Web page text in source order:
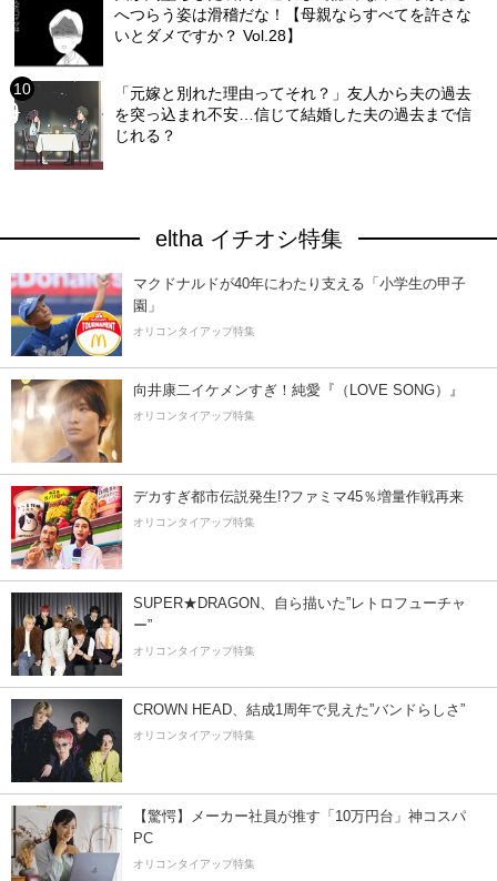
へつらう姿は滑稽だな！【母親ならすべてを許さな
いとダメですか？ Vol.28】
「元嫁と別れた理由ってそれ？」友人から夫の過去
を突っ込まれ不安…信じて結婚した夫の過去まで信
じれる？
eltha イチオシ特集
マクドナルドが40年にわたり支える「小学生の甲子
園」
オリコンタイアップ特集
向井康二イケメンすぎ！純愛『（LOVE SONG）』
オリコンタイアップ特集
デカすぎ都市伝説発生!?ファミマ45％増量作戦再来
オリコンタイアップ特集
SUPER★DRAGON、自ら描いた”レトロフューチャ
ー”
オリコンタイアップ特集
CROWN HEAD、結成1周年で見えた”バンドらしさ”
オリコンタイアップ特集
【驚愕】メーカー社員が推す「10万円台」神コスパ
PC
オリコンタイアップ特集